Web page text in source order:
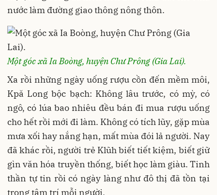
nước làm đường giao thông nông thôn.
Một góc xã Ia Boòng, huyện Chư Prông (Gia Lai).
Xa rồi những ngày uống rượu cồn đến mềm môi,
Kpă Long bộc bạch: Không lâu trước, có mỳ, có
ngô, có lúa bao nhiêu đều bán đi mua rượu uống
cho hết rồi mới đi làm. Không có tích lũy, gặp mùa
mưa xối hay nắng hạn, mất mùa đói lả người. Nay
đã khác rồi, người trẻ Klũh biết tiết kiệm, biết giữ
gìn văn hóa truyền thống, biết học làm giàu. Tinh
thần tự tin rồi có ngày làng như đô thị đã tồn tại
trong tâm trí mỗi người.